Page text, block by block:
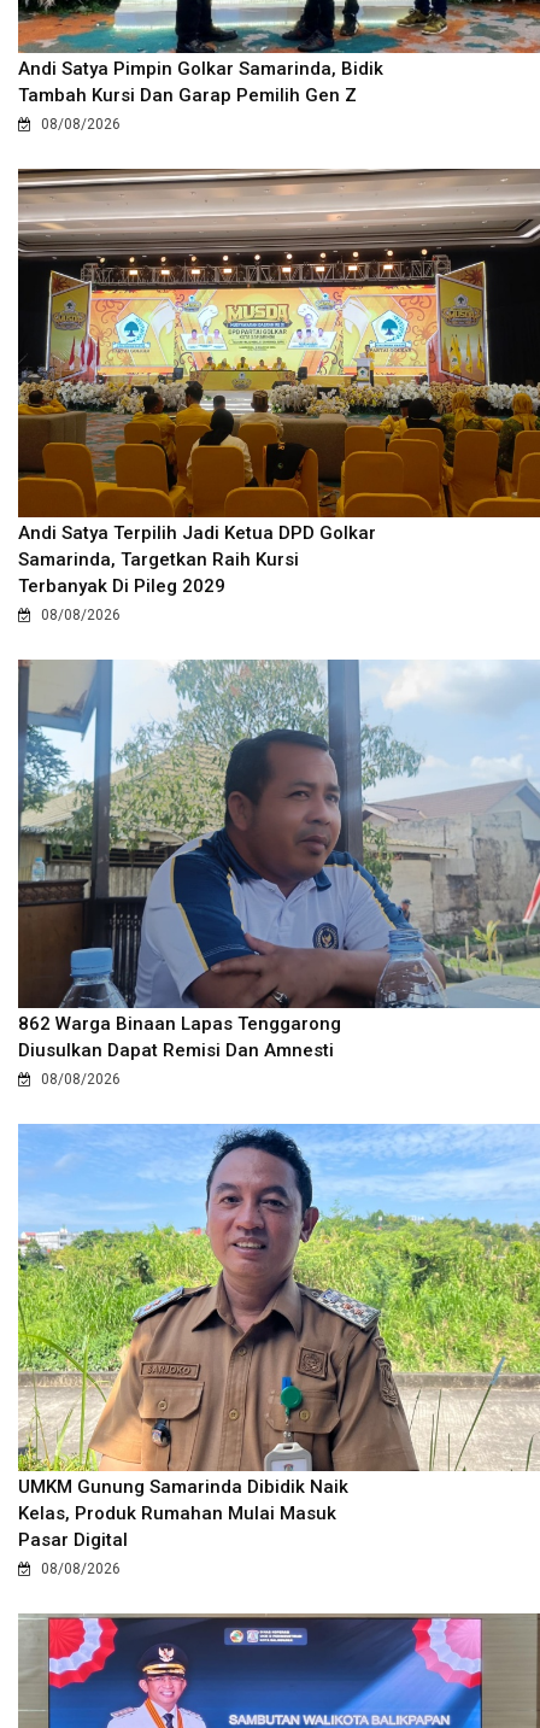
Andi Satya Pimpin Golkar Samarinda, Bidik
Tambah Kursi Dan Garap Pemilih Gen Z
08/08/2026
Andi Satya Terpilih Jadi Ketua DPD Golkar
Samarinda, Targetkan Raih Kursi
Terbanyak Di Pileg 2029
08/08/2026
862 Warga Binaan Lapas Tenggarong
Diusulkan Dapat Remisi Dan Amnesti
08/08/2026
UMKM Gunung Samarinda Dibidik Naik
Kelas, Produk Rumahan Mulai Masuk
Pasar Digital
08/08/2026